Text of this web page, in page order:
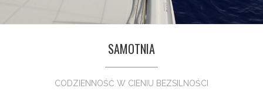
SAMOTNIA
CODZIENNOŚĆ W CIENIU BEZSILNOŚCI